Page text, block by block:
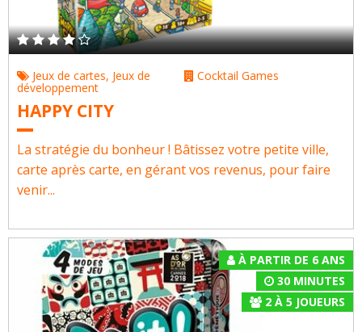
Jeux de cartes, Jeux de
développement
Cocktail Games
HAPPY CITY
La stratégie du bonheur ! Bâtissez votre petite ville,
carte après carte, en gérant vos revenus, pour faire
venir...
À PARTIR DE 6 ANS
30 MINUTES
2À 5 JOUEURS